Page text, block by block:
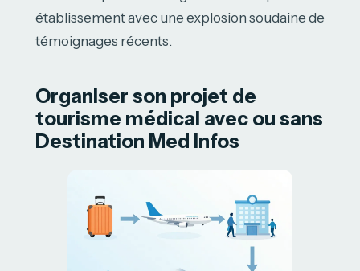
établissement avec une explosion soudaine de
témoignages récents.
Organiser son projet de
tourisme médical avec ou sans
Destination Med Infos